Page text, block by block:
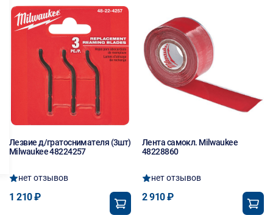
Лезвие д/гратоснимателя (3шт)
Milwaukee 48224257
нет отзывов
1 210 ₽
Лента самокл. Milwaukee
48228860
нет отзывов
2 910 ₽